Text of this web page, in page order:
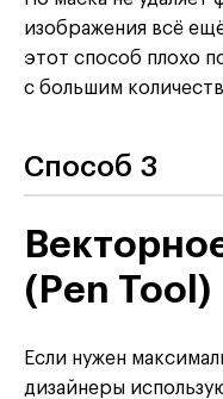
изображения всё
этот способ плохо
с большим
Способ 3
(Pen Tool)
Если нужен
дизайнеры